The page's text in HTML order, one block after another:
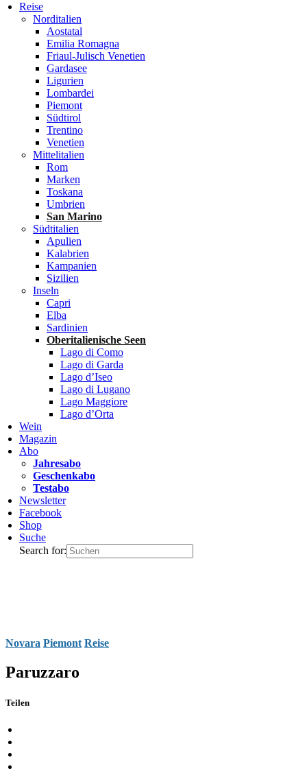
Reise
Norditalien
Aostatal
Emilia Romagna
Friaul-Julisch Venetien
Gardasee
Ligurien
Lombardei
Piemont
Südtirol
Trentino
Venetien
Mittelitalien
Rom
Marken
Toskana
Umbrien
San Marino
Südtitalien
Apulien
Kalabrien
Kampanien
Sizilien
Inseln
Capri
Elba
Sardinien
Oberitalienische Seen
Lago di Como
Lago di Garda
Lago d’Iseo
Lago di Lugano
Lago Maggiore
Lago d’Orta
Wein
Magazin
Abo
Jahresabo
Geschenkabo
Testabo
Newsletter
Facebook
Shop
Suche
Search for:
Novara Piemont Reise
Paruzzaro
Teilen